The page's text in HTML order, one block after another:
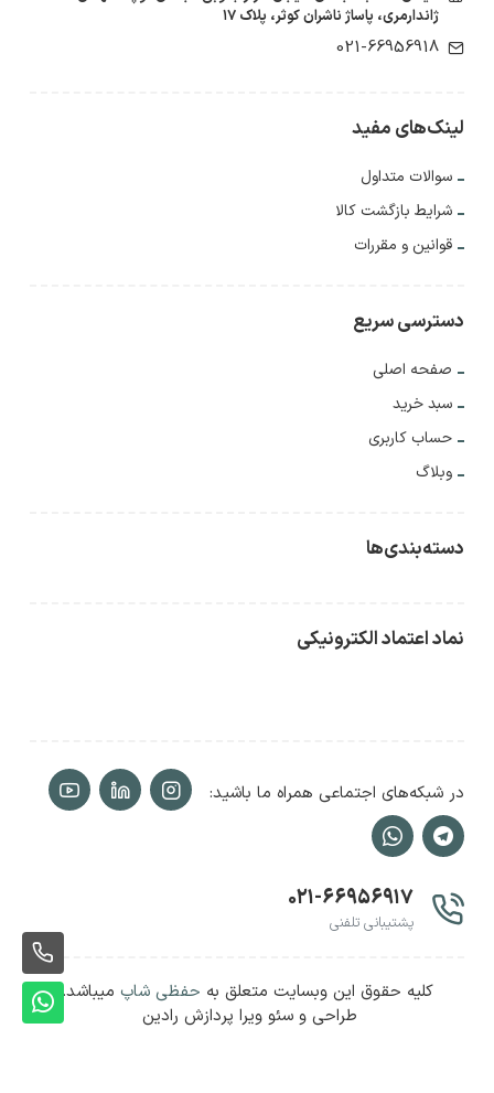
ژاندارمری، پاساژ ناشران کوثر، پلاک ۱۷
021-66956918
لینک‌های مفید
سوالات متداول
شرایط بازگشت کالا
قوانین و مقررات
دسترسی سریع
صفحه اصلی
سبد خرید
حساب کاربری
وبلاگ
دسته‌بندی‌ها
نماد اعتماد الکترونیکی
در شبکه‌های اجتماعی همراه ما باشید:
۰۲۱-۶۶۹۵۶۹۱۷
پشتیبانی تلفنی
کلیه حقوق این وبسایت متعلق به حفظی شاپ میباشد.
طراحی و سئو ویرا پردازش رادین